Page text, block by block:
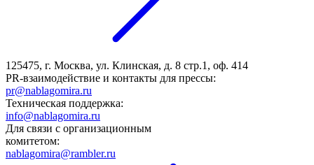
125475, г. Москва, ул. Клинская, д. 8 стр.1, оф. 414
PR-взаимодействие и контакты для прессы:
pr@nablagomira.ru
Техническая поддержка:
info@nablagomira.ru
Для связи с организационным
комитетом:
nablagomira@rambler.ru